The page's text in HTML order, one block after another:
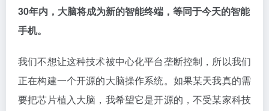
30年内，大脑将成为新的智能终端，等同于今天的智能
手机。
我们不想让这种技术被中心化平台垄断控制，所以我们
正在构建一个开源的大脑操作系统。如果某天我真的需
要把芯片植入大脑，我希望它是开源的，不受某家科技